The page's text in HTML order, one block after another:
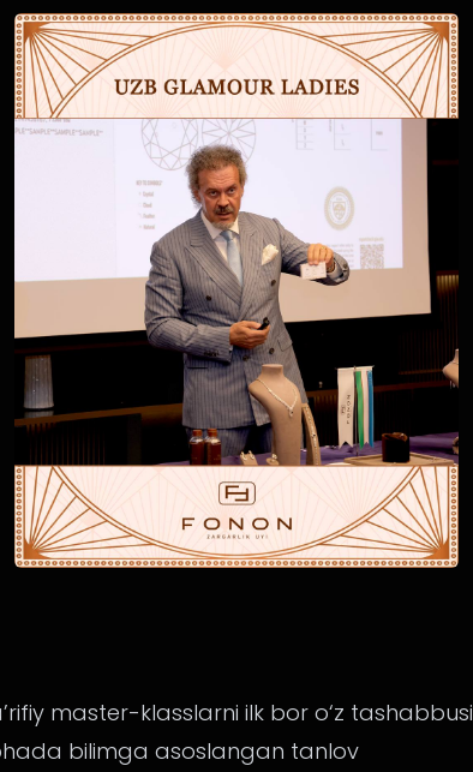
master-klasslarni ilk bor o‘z tashabbusi
bilimga asoslangan tanlov